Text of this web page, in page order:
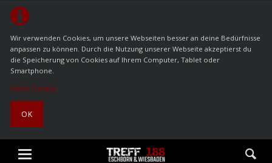
Wir verwenden Cookies, um unsere Webseiten besser an deine Bedürfnisse
anpassen zu können. Durch die Nutzung unserer Webseite akzeptierst du
die Speicherung von Cookies auf Ihrem Computer, Tablet oder
Smartphone.
Mehr Details
OK